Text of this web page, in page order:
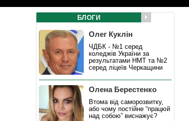
БЛОГИ
Олег Куклін
ЧДБК - №1 серед
коледжів України за
результатами НМТ та №2
серед ліцеїв Черкащини
Олена Берестенко
Втома від саморозвитку,
або чому постійне “працюй
над собою” виснажує?